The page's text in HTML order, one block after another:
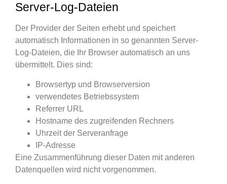
Server-Log-Dateien
Der Provider der Seiten erhebt und speichert
automatisch Informationen in so genannten Server-
Log-Dateien, die Ihr Browser automatisch an uns
übermittelt. Dies sind:
Browsertyp und Browserversion
verwendetes Betriebssystem
Referrer URL
Hostname des zugreifenden Rechners
Uhrzeit der Serveranfrage
IP-Adresse
Eine Zusammenführung dieser Daten mit anderen
Datenquellen wird nicht vorgenommen.